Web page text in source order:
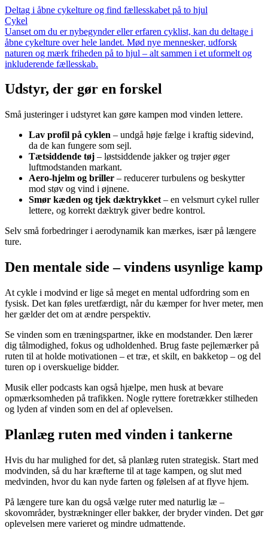
Deltag i åbne cykelture og find fællesskabet på to hjul
Cykel
Uanset om du er nybegynder eller erfaren cyklist, kan du deltage i
åbne cykelture over hele landet. Mød nye mennesker, udforsk
naturen og mærk friheden på to hjul – alt sammen i et uformelt og
inkluderende fællesskab.
Udstyr, der gør en forskel
Små justeringer i udstyret kan gøre kampen mod vinden lettere.
Lav profil på cyklen – undgå høje fælge i kraftig sidevind,
da de kan fungere som sejl.
Tætsiddende tøj – løstsiddende jakker og trøjer øger
luftmodstanden markant.
Aero-hjelm og briller – reducerer turbulens og beskytter
mod støv og vind i øjnene.
Smør kæden og tjek dæktrykket – en velsmurt cykel ruller
lettere, og korrekt dæktryk giver bedre kontrol.
Selv små forbedringer i aerodynamik kan mærkes, især på længere
ture.
Den mentale side – vindens usynlige kamp
At cykle i modvind er lige så meget en mental udfordring som en
fysisk. Det kan føles uretfærdigt, når du kæmper for hver meter, men
her gælder det om at ændre perspektiv.
Se vinden som en træningspartner, ikke en modstander. Den lærer
dig tålmodighed, fokus og udholdenhed. Brug faste pejlemærker på
ruten til at holde motivationen – et træ, et skilt, en bakketop – og del
turen op i overskuelige bidder.
Musik eller podcasts kan også hjælpe, men husk at bevare
opmærksomheden på trafikken. Nogle ryttere foretrækker stilheden
og lyden af vinden som en del af oplevelsen.
Planlæg ruten med vinden i tankerne
Hvis du har mulighed for det, så planlæg ruten strategisk. Start med
modvinden, så du har kræfterne til at tage kampen, og slut med
medvinden, hvor du kan nyde farten og følelsen af at flyve hjem.
På længere ture kan du også vælge ruter med naturlig læ –
skovområder, bystrækninger eller bakker, der bryder vinden. Det gør
oplevelsen mere varieret og mindre udmattende.